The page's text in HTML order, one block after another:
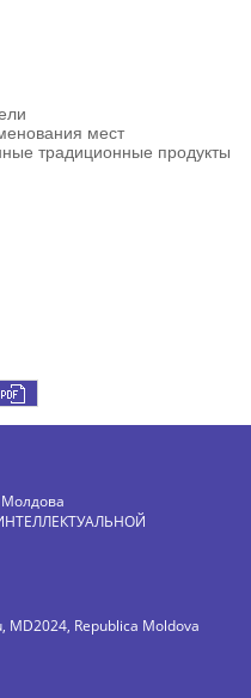
мест
традиционные продукты
MD2024, Republica Moldova